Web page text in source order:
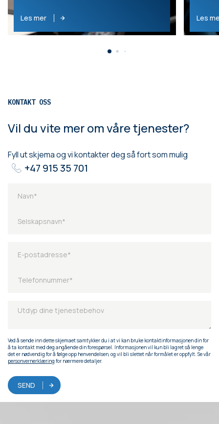
Les mer
Les
KONTAKT OSS
Vil du vite mer om våre tjenester?
Fyll ut skjema og vi kontakter deg så fort som mulig
+47 915 35 701
Ved å sende inn dette skjemaet samtykker du i at vi kan bruke kontaktinformasjonen din for
å ta kontakt med deg angående din forespørsel. Informasjonen vil kun bli lagret så lenge
det er nødvendig for å følge opp henvendelsen, og vil bli slettet når formålet er oppfylt. Se vår
personvernerklæring for nærmere detaljer.